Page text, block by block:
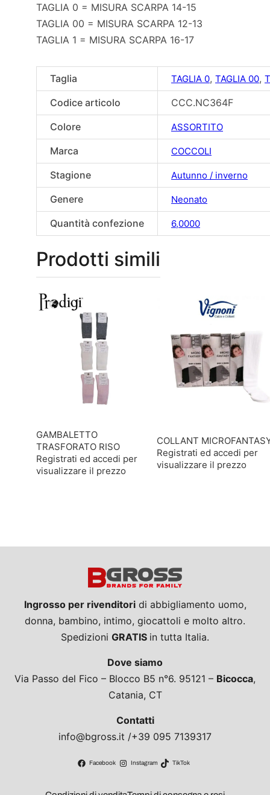
TAGLIA 0 = MISURA SCARPA 14-15
TAGLIA 00 = MISURA SCARPA 12-13
TAGLIA 1 = MISURA SCARPA 16-17
Taglia TAGLIA 0, TAGLIA 00,
Codice articolo
CCC.NC364F
Colore
ASSORTITO
Marca COCCOLI
Stagione Autunno / inverno
Genere Neonato
Quantità confezione 6,0000
Prodotti simili
GAMBALETTO
TRASFORATO RISO
Registrati ed accedi per
visualizzare il prezzo
COLLANT
Registrati ed accedi per
visualizzare il prezzo
Ingrosso per rivenditoridi abbigliamento uomo,
donna, bambino, intimo, giocattoli e molto altro.
Spedizioni GRATIS in tutta Italia.
Dove siamo
Via Passo del Fico – Blocco B5 n°6. 95121 – Bicocca,
Catania, CT
Contatti
info@bgross.it /+39 095 7139317
Facebook Instagram TikTok